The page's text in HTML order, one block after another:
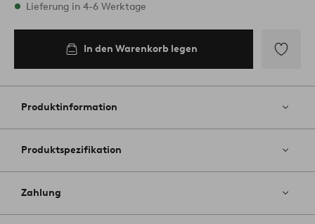
Vorrätig
Lieferung in 4-6 Werktage
In den Warenkorb legen
Favoriten
Produktinformation
Produktspezifikation
Zahlung